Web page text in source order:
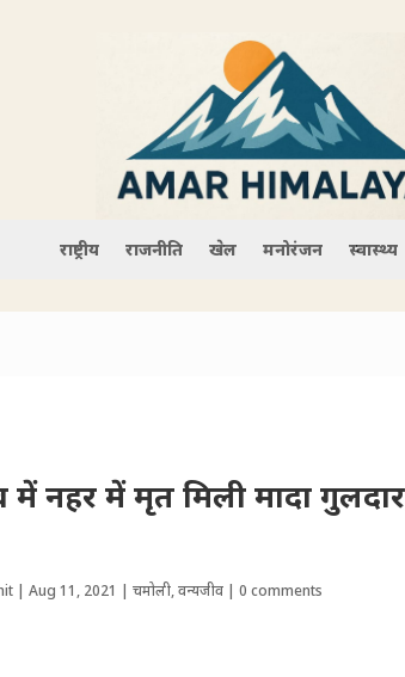
राष्ट्रीय राजनीति खेल मनोरंजन स्वास्थ्य
में नहर में मृत मिली मादा
|Aug 11, 2021 |चमोली,वन्यजीव |0 comments